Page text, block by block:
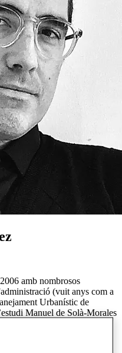
amb nombrosos
(vuit anys com a
Urbanístic de
Manuel de Solà-Morales
plans i concursos
compte propi, una nou
urbanístics municipals.